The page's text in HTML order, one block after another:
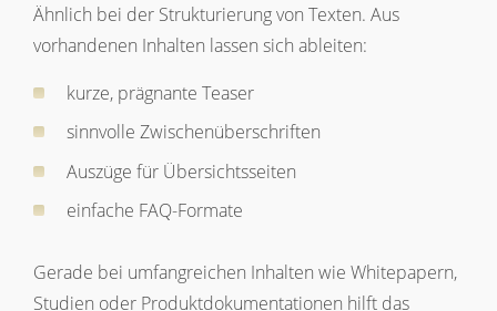
Ähnlich bei der Strukturierung von Texten. Aus
vorhandenen Inhalten lassen sich ableiten:
kurze, prägnante Teaser
sinnvolle Zwischenüberschriften
Auszüge für Übersichtsseiten
einfache FAQ-Formate
Gerade bei umfangreichen Inhalten wie Whitepapern,
Studien oder Produktdokumentationen hilft das